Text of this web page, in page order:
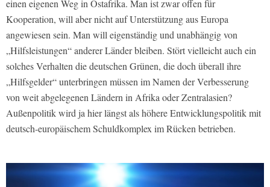
einen eigenen Weg in Ostafrika. Man ist zwar offen für
Kooperation, will aber nicht auf Unterstützung aus Europa
angewiesen sein. Man will eigenständig und unabhängig von
„Hilfsleistungen“ anderer Länder bleiben. Stört vielleicht auch ein
solches Verhalten die deutschen Grünen, die doch überall ihre
„Hilfsgelder“ unterbringen müssen im Namen der Verbesserung
von weit abgelegenen Ländern in Afrika oder Zentralasien?
Außenpolitik wird ja hier längst als höhere Entwicklungspolitik mit
deutsch-europäischem Schuldkomplex im Rücken betrieben.